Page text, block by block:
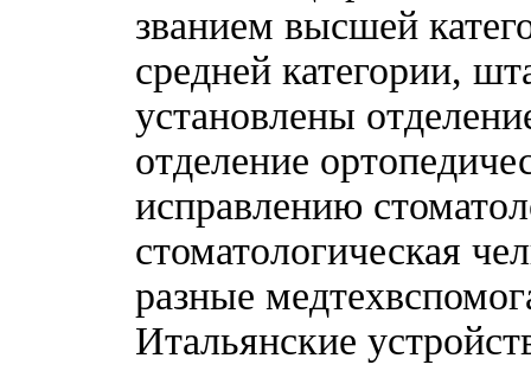
званием высшей
средней категории,
установлены
отделение
исправлению
стоматологическая
разные
Итальянские